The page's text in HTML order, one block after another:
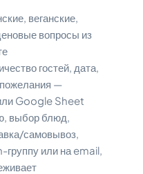
веганские,
вопросы из
гостей, дата,
—
Google Sheet
выбор блюд,
самовывоз,
группу или на email,